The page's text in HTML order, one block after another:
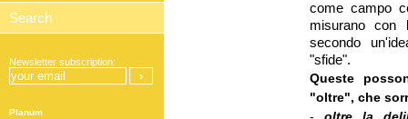
come campo
misurano con
secondo
"sfide".
Queste
"oltre", che
Newsletter subscription:
Planum